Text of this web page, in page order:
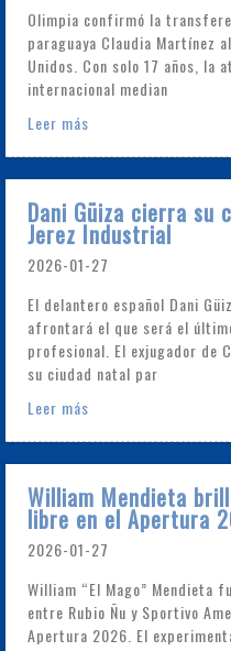
Olimpia confirmó la
paraguaya Claudia Martínez
Unidos. Con solo 17 años,
internacional median
Leer más
Dani Güiza cierra
Jerez Industrial
2026-01-27
El delantero español Dani
afrontará el que será el
profesional. El exjugador de
su ciudad natal par
Leer más
William Mendieta
libre en el Apertura
2026-01-27
William “El Mago” Mendieta
entre Rubio Ñu y Sportivo
Apertura 2026. El